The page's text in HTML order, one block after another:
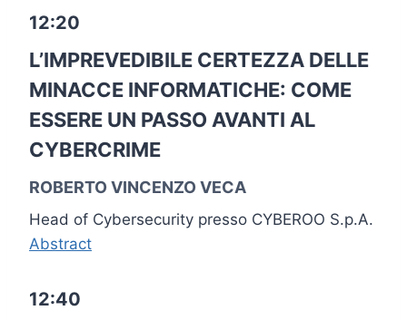
12:20
L’IMPREVEDIBILE CERTEZZA DELLE
MINACCE INFORMATICHE: COME
ESSERE UN PASSO AVANTI AL
CYBERCRIME
ROBERTO VINCENZO VECA
Head of Cybersecurity presso CYBEROO S.p.A.
Abstract
12:40